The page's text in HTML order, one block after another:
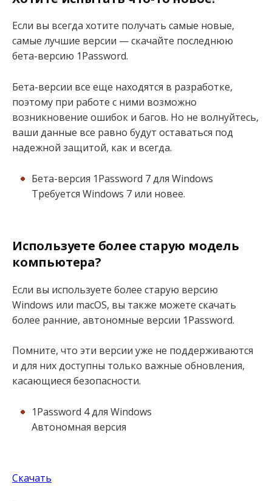
Если вы всегда хотите получать самые новые,
самые лучшие версии — скачайте последнюю
бета-версию 1Password.
Бета-версии все еще находятся в разработке,
поэтому при работе с ними возможно
возникновение ошибок и багов. Но не волнуйтесь,
ваши данные все равно будут оставаться под
надежной защитой, как и всегда.
Бета-версия 1Password 7 для Windows
Требуется Windows 7 или новее.
Используете более старую модель
компьютера?
Если вы используете более старую версию
Windows или macOS, вы также можете скачать
более ранние, автономные версии 1Password.
Помните, что эти версии уже не поддерживаются
и для них доступны только важные обновления,
касающиеся безопасности.
1Password 4 для Windows
Автономная версия
Скачать